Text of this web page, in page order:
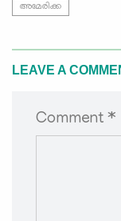
അമേരിക്ക
LEAVE A
Comment *